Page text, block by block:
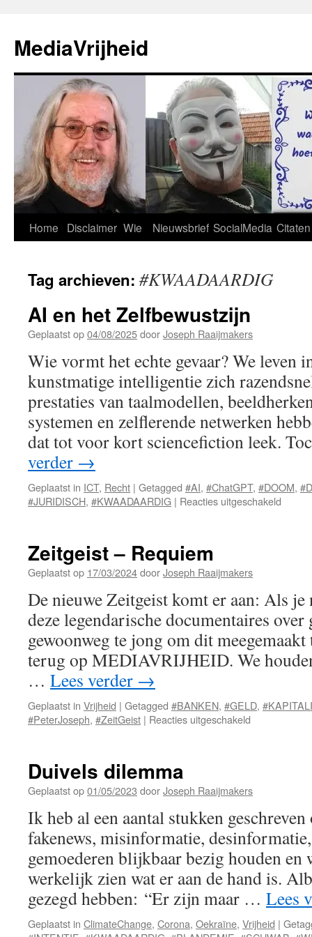
de
inhoud
MediaVrijheid
Home Disclaimer Wie Nieuwsbrief SocialMedia Citaten
Tag archieven: #KWAADAARDIG
AI en het Zelfbewustzijn
Geplaatst op04/08/2025doorJoseph Raaijmakers
Wie vormt het echte gevaar? We leven
kunstmatige intelligentie zich
prestaties van taalmodellen,
systemen en zelflerende netwerken
dat tot voor kort sciencefiction leek.
verder →
Geplaatst in ICT, Recht | Getagged #AI, #ChatGPT, #DOOM,
#JURIDISCH, #KWAADAARDIG | Reacties uitgeschakeld
Zeitgeist – Requiem
Geplaatst op 17/03/2024doorJoseph Raaijmakers
De nieuwe Zeitgeist komt er aan: Als je
deze legendarische documentaires over
gewoonweg te jong om dit
terug op MEDIAVRIJHEID. We
… Lees verder →
Geplaatst in Vrijheid | Getagged #BANKEN, #GELD,
#PeterJoseph, #ZeitGeist | Reacties uitgeschakeld
Duivels dilemma
Geplaatst op01/05/2023 doorJoseph Raaijmakers
Ik heb al een aantal stukken
fakenews, misinformatie,
gemoederen blijkbaar bezig houden en
werkelijk zien wat er aan de hand is.
gezegd hebben: “Er zijn maar … Lees
Geplaatst in ClimateChange, Corona, Oekraïne, Vrijheid |